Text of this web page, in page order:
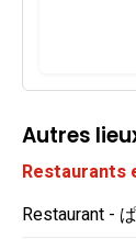
Autres
Restaurants
Restaurant -